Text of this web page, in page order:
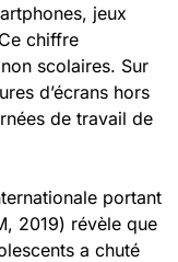
jeux
chiffre
scolaires. Sur
d’écrans hors
de travail de
portant
2019) révèle que
a chuté